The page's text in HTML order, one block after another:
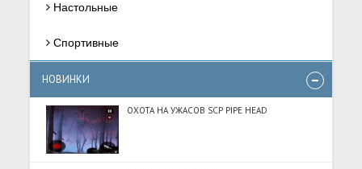
Настольные
Спортивные
НОВИНКИ
ОХОТА НА УЖАСОВ SCP PIPE HEAD